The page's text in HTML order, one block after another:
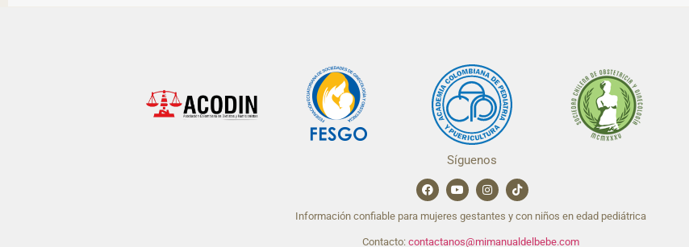
Síguenos
Información confiable para mujeres gestantes y con niños en edad pediátrica
Contacto: contactanos@mimanualdelbebe.com